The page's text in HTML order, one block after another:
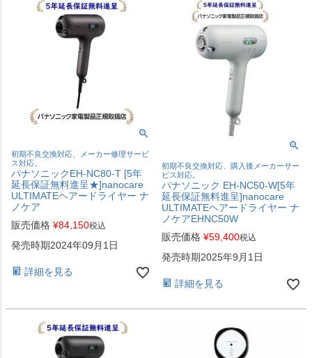
初期不良交換対応、メーカー修理サービ
ス対応。
パナソニックEH-NC80-T [5年
延長保証無料進呈★]nanocare
ULTIMATEヘアードライヤー ナ
ノケア
販売価格 ¥84,150税込
発売時期2024年09月1日
詳細を見る
初期不良交換対応、購入後メーカーサー
ビス対応。
パナソニック EH-NC50-W[5年
延長保証無料進呈]nanocare
ULTIMATEヘアードライヤー ナ
ノケアEHNC50W
販売価格 ¥59,400税込
発売時期2025年9月1日
詳細を見る